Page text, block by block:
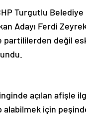
Turgutlu Belediye
Adayı Ferdi
partililerden değil
açılan afişle
alabilmek için